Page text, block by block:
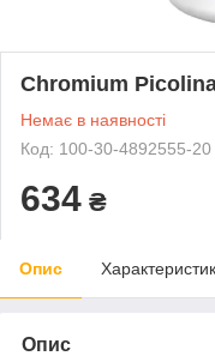
Chromium
Немає в наявності
Код: 100-30-4892555-20
634 ₴
Опис
Опис